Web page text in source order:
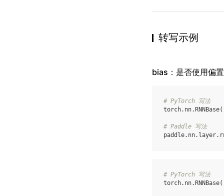
转写示例
bias：是否使用偏置
# PyTorch 写法
torch. nn. RNNBase(
# Paddle 写法
paddle. nn. layer.
# PyTorch 写法
torch. nn. RNNBase(